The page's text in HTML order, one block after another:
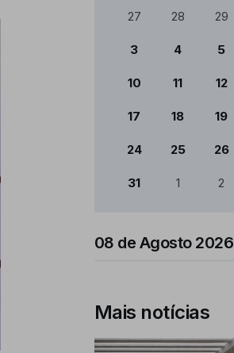
Calendário
27 28 29
3 4 5
10 11 12
17 18 19
24 25 26
31 1 2
08 de Agosto 2026
Mais notícias